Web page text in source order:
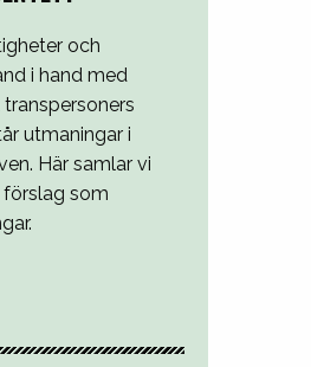
och
i hand med
utmaningar i
Här samlar vi
som